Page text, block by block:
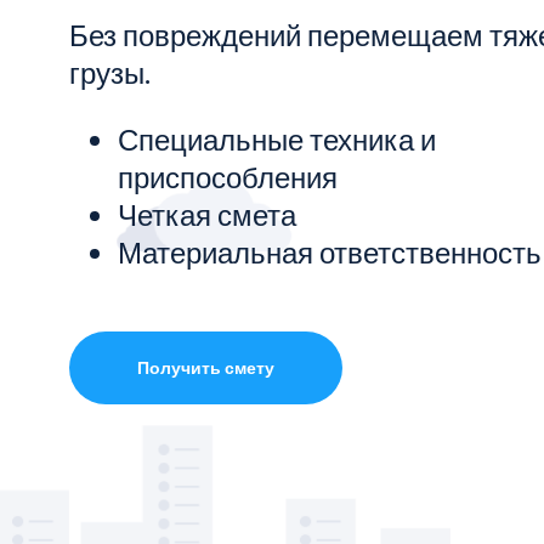
Показать все услуги
Без повреждений перемещаем
грузы.
Специальные техника и
приспособления
Четкая смета
Материальная ответственность
Получить смету